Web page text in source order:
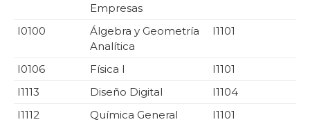
Empresas
I0100
Álgebra y Geometría
Analítica
I1101
I0106 Física I
I1101
I1113
Diseño Digital
I1104
I1112
Química General I1101